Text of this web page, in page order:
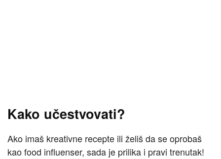
Kako učestvovati?
Ako imaš kreativne recepte ili želiš da se oprobaš
kao food influenser, sada je prilika i pravi trenutak!